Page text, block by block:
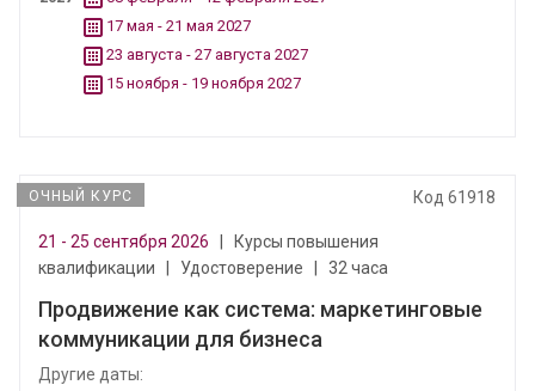
17 мая - 21 мая 2027
23 августа - 27 августа 2027
15 ноября - 19 ноября 2027
ОЧНЫЙ КУРС Код 61918
21 - 25 сентября 2026
Курсы повышения
квалификации
Удостоверение 32 часа
Продвижение как система: маркетинговые
коммуникации для бизнеса
Другие даты: